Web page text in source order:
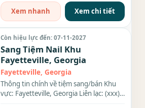
Xem nhanh
Xem chi tiết
Còn hiệu lực đến: 07-11-2027
Sang Tiệm Nail Khu
Fayetteville, Georgia
Fayetteville, Georgia
Thông tin chính về tiệm sang/bán Khu
vực: Fayetteville, Georgia Liên lạc: (xxx)